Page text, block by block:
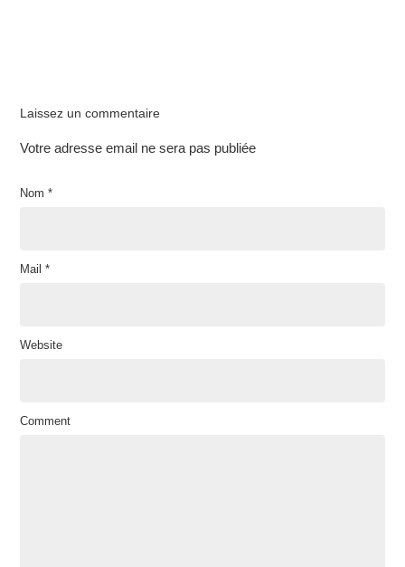
Laissez un commentaire
Votre adresse email ne sera pas publiée
Nom*
Mail*
Website
Comment